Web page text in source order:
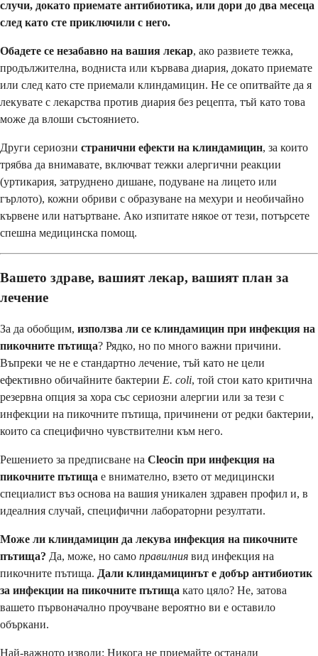
случи, докато приемате антибиотика, или дори до два месеца
след като сте приключили с него.
Обадете се незабавно на вашия лекар, ако развиете тежка,
продължителна, водниста или кървава диария, докато приемате
или след като сте приемали клиндамицин. Не се опитвайте да я
лекувате с лекарства против диария без рецепта, тъй като това
може да влоши състоянието.
Други сериозни странични ефекти на клиндамицин, за които
трябва да внимавате, включват тежки алергични реакции
(уртикария, затруднено дишане, подуване на лицето или
гърлото), кожни обриви с образуване на мехури и необичайно
кървене или натъртване. Ако изпитате някое от тези, потърсете
спешна медицинска помощ.
Вашето здраве, вашият лекар, вашият план за
лечение
За да обобщим, използва ли се клиндамицин при инфекция на
пикочните пътища? Рядко, но по много важни причини.
Въпреки че не е стандартно лечение, тъй като не цели
ефективно обичайните бактерии E. coli, той стои като критична
резервна опция за хора със сериозни алергии или за тези с
инфекции на пикочните пътища, причинени от редки бактерии,
които са специфично чувствителни към него.
Решението за предписване на Cleocin при инфекция на
пикочните пътища е внимателно, взето от медицински
специалист въз основа на вашия уникален здравен профил и, в
идеалния случай, специфични лабораторни резултати.
Може ли клиндамицин да лекува инфекция на пикочните
пътища? Да, може, но само правилния вид инфекция на
пикочните пътища. Дали клиндамицинът е добър антибиотик
за инфекции на пикочните пътища като цяло? Не, затова
вашето първоначално проучване вероятно ви е оставило
объркани.
Най-важното изводи: Никога не приемайте останали